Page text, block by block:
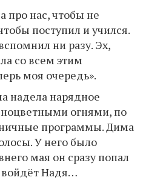
про нас, чтобы не
поступил и учился.
ни разу. Эх,
со всем этим
моя очередь».
надела нарядное
огнями, по
программы. Дима
У него было
мая он сразу попал
войдёт Надя…